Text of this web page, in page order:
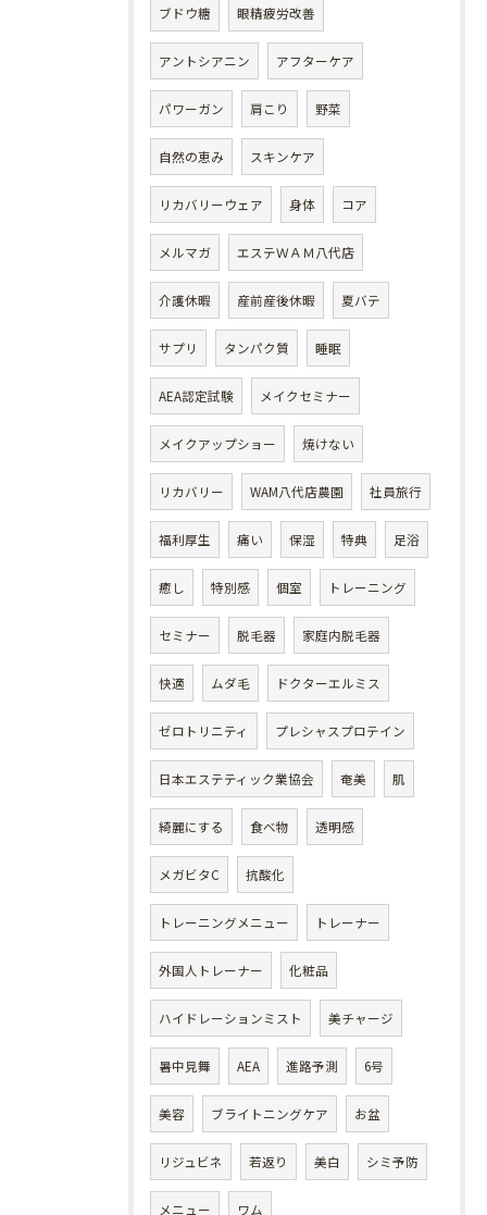
ブドウ糖 眼精疲労改善
アントシアニン アフターケア
パワーガン 肩こり 野菜
自然の恵み スキンケア
リカバリーウェア 身体 コア
メルマガ エステＷＡＭ八代店
介護休暇 産前産後休暇 夏バテ
サプリ タンパク質 睡眠
AEA認定試験 メイクセミナー
メイクアップショー 焼けない
リカバリー WAM八代店農園 社員旅行
福利厚生 痛い 保湿 特典 足浴
癒し 特別感 個室 トレーニング
セミナー 脱毛器 家庭内脱毛器
快適 ムダ毛 ドクターエルミス
ゼロトリニティ プレシャスプロテイン
日本エステティック業協会 奄美 肌
綺麗にする 食べ物 透明感
メガビタC 抗酸化
トレーニングメニュー トレーナー
外国人トレーナー 化粧品
ハイドレーションミスト 美チャージ
暑中見舞 AEA 進路予測 6号
美容 ブライトニングケア お盆
リジュビネ 若返り 美白 シミ予防
メニュー ワム